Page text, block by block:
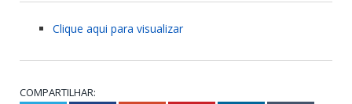
Clique aqui para visualizar
COMPARTILHAR: